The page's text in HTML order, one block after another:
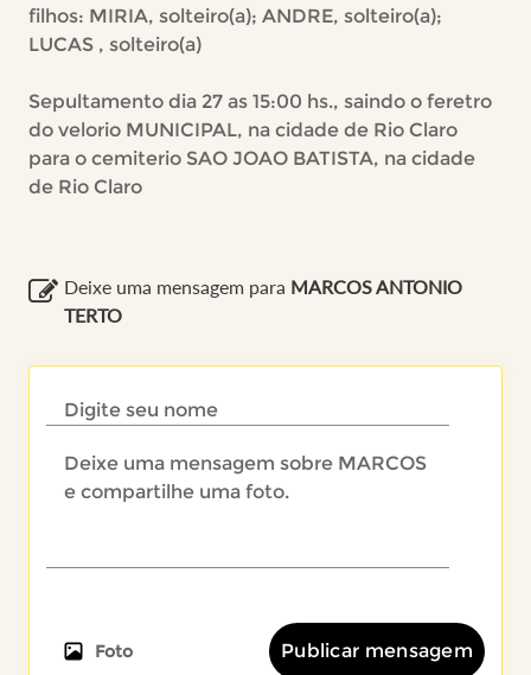
filhos: MIRIA, solteiro(a); ANDRE, solteiro(a);
LUCAS , solteiro(a)
Sepultamento dia 27 as 15:00 hs., saindo o feretro
do velorio MUNICIPAL, na cidade de Rio Claro
para o cemiterio SAO JOAO BATISTA, na cidade
de Rio Claro
Deixe uma mensagem para MARCOS ANTONIO
TERTO
Foto Publicar mensagem